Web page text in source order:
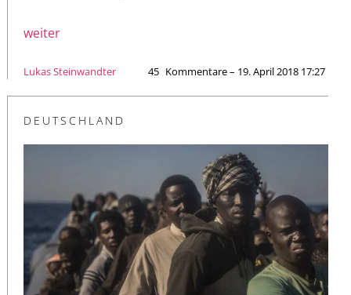
weiter
Lukas Steinwandter 45 Kommentare – 19. April 2018 17:27
DEUTSCHLAND